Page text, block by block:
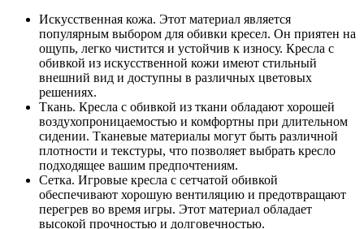
Искусственная кожа. Этот материал является
популярным выбором для обивки кресел. Он приятен на
ощупь, легко чистится и устойчив к износу. Кресла с
обивкой из искусственной кожи имеют стильный
внешний вид и доступны в различных цветовых
решениях.
Ткань. Кресла с обивкой из ткани обладают хорошей
воздухопроницаемостью и комфортны при длительном
сидении. Тканевые материалы могут быть различной
плотности и текстуры, что позволяет выбрать кресло
подходящее вашим предпочтениям.
Сетка. Игровые кресла с сетчатой обивкой
обеспечивают хорошую вентиляцию и предотвращают
перегрев во время игры. Этот материал обладает
высокой прочностью и долговечностью.